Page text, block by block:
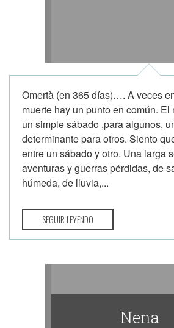
Omertà (en 365 días)…. A veces
muerte hay un punto en común. El
un simple sábado ,para algunos,
determinante para otros. Siento
entre un sábado y otro. Una larga
aventuras y guerras pérdidas, de
húmeda, de lluvia,...
SEGUIR LEYENDO
Nena